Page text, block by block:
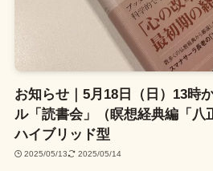
お知らせ｜5月18日（日）13時
ル「読書会」（瞑想経典編「
ハイブリッド型
2025/05/13 2025/05/14